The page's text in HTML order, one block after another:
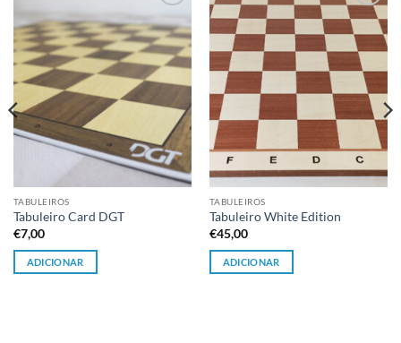
Adicionar
à lista de
desejos
TABULEIROS
Tabuleiro Card DGT
€7,00
ADICIONAR
Adicionar
à lista de
desejos
TABULEIROS
Tabuleiro White Edition
€45,00
ADICIONAR